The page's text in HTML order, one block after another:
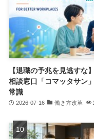
【退職の予兆を見逃すな
相談窓口「コマッタサン
常識
2026-07-16 働き方改革 1